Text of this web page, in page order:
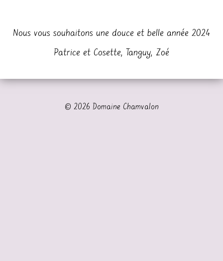
Nous vous souhaitons une douce et belle année 2024
Patrice et Cosette, Tanguy, Zoé
© 2026 Domaine Chamvalon